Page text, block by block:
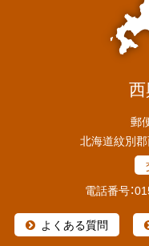
郵
北海道紋別
電話番号：
よくある質問